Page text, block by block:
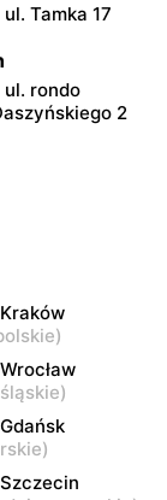
Tamka 17
ul. rondo
2
28
Prosta 68
ul.
126/134
Grójecka 17
)
)
)